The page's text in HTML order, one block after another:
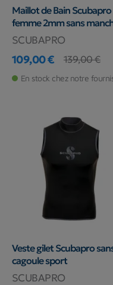
Maillot de Bain Scubapro
femme 2mm sans
SCUBAPRO
Prix
109,00 €
Prix de base
139,00 €
En stock chez notre
Veste gilet Scubapro
cagoule sport
SCUBAPRO